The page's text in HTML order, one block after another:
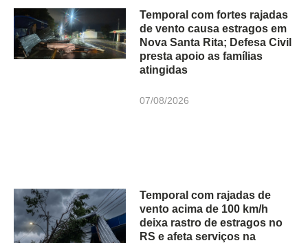
Temporal com fortes rajadas
de vento causa estragos em
Nova Santa Rita; Defesa Civil
presta apoio as famílias
atingidas
07/08/2026
Temporal com rajadas de
vento acima de 100 km/h
deixa rastro de estragos no
RS e afeta serviços na